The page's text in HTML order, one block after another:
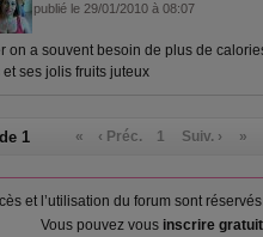
publié le 29/01/2010 à 08:07
on a souvent besoin de plus de
et ses jolis fruits juteux
1 « ‹ Préc. 1 Suiv. › »
et l’utilisation du forum sont
Vous pouvez vous inscrire